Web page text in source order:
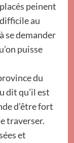
peinent
au
se demander
puisse
du
dit qu’il est
d’être fort
traverser.
et